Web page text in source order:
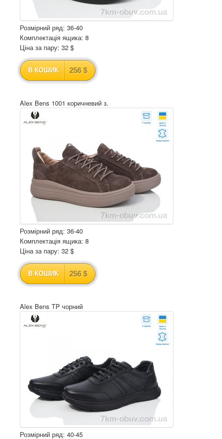
Розмірний ряд: 36-40
Комплектація ящика: 8
Ціна за пару: 32 $
В КОШИК 256 $
Alex Bens 1001 коричневий з.
Розмірний ряд: 36-40
Комплектація ящика: 8
Ціна за пару: 32 $
В КОШИК 256 $
Alex Bens TP чорний
Розмірний ряд: 40-45